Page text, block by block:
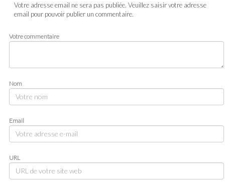
Votre adresse email ne sera pas publiée. Veuillez saisir votre adresse
email pour pouvoir publier un commentaire.
Votre commentaire
Nom
Email
URL